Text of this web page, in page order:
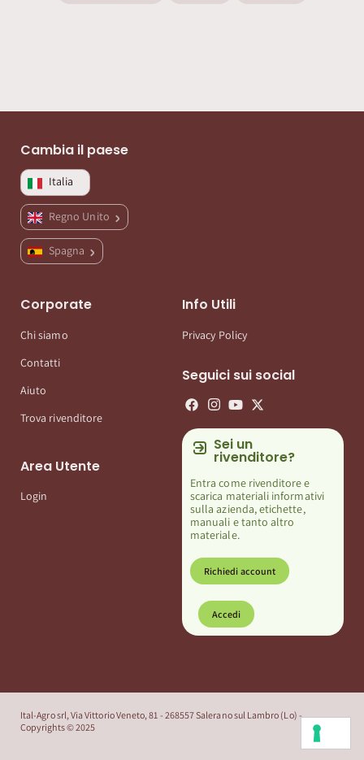
Cambia il paese
Italia
Regno Unito
Spagna
Corporate
Chi siamo
Contatti
Aiuto
Trova rivenditore
Area Utente
Login
Info Utili
Privacy Policy
Seguici sui social
Sei un
rivenditore?
Entra come rivenditore e
scarica materiali informativi
sulla azienda, etichette,
manuali e tanto altro
materiale.
Richiedi account
Accedi
Ital-Agro srl, Via Vittorio Veneto, 81 - 268557 Salerano sul Lambro (Lo) -
Copyrights © 2025